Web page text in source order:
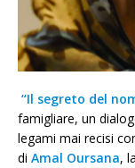
“Il segreto del
famigliare, un
legami mai recisi
di Amal Oursana,